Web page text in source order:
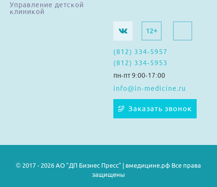
Управление детской
клиникой
12+
(812) 334-5957
(812) 334-5953
пн-пт 9:00-17:00
info@in-medicine.ru
Заказать звонок
© 2017 - 2026 АО "ДП Бизнес Пресс" | вмедицине.рф Все права
защищены